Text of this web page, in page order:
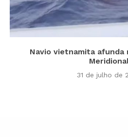
Navio vietnamita afunda
31 de julho de